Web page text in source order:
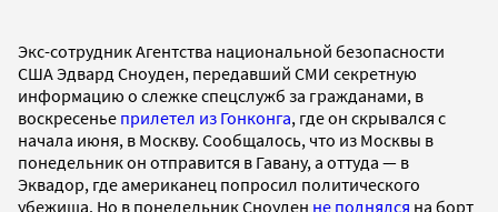
Экс-сотрудник Агентства национальной безопасности
США Эдвард Сноуден, передавший СМИ секретную
информацию о слежке спецслужб за гражданами, в
воскресенье прилетел из Гонконга, где он скрывался с
начала июня, в Москву. Сообщалось, что из Москвы в
понедельник он отправится в Гавану, а оттуда — в
Эквадор, где американец попросил политического
убежища. Но в понедельник Сноуден не поднялся на борт